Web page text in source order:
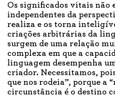
Os significados vitais não
independentes da
realiza e os torna
criações arbitrárias da
surgem de uma relação
complexa em que a
linguagem desempenha
criador. Necessitamos,
que nos rodeia”, porque a
circunstância é o destino